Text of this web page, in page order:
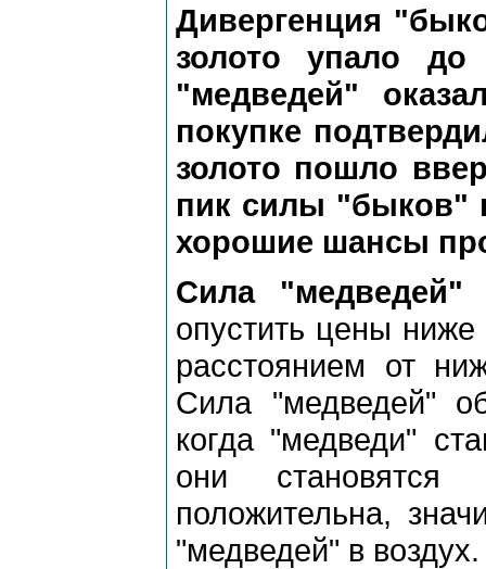
Дивергенция
золото упало
"медведей"
покупке
золото пошло
пик силы "быков"
хорошие шансы
Сила "медведей"
опустить цены ниже
расстоянием от
Сила "медведей"
когда "медведи"
они
положительна,
"медведей" в воздух.